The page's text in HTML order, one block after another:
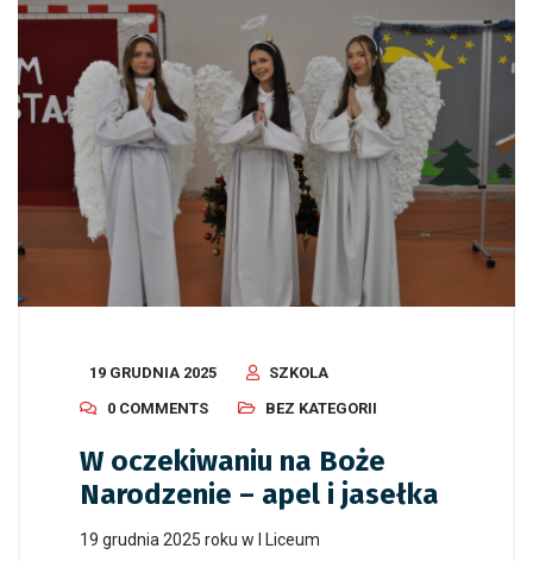
19 GRUDNIA 2025
SZKOLA
0 COMMENTS
BEZ KATEGORII
W oczekiwaniu na Boże
Narodzenie – apel i jasełka
19 grudnia 2025 roku w I Liceum